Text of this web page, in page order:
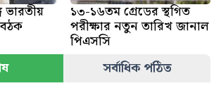
ভারতীয় ১৩-১৬তম গ্রেডের স্থগিত
পরীক্ষার নতুন তারিখ জানাল
পিএসসি
সর্বাধিক পঠিত